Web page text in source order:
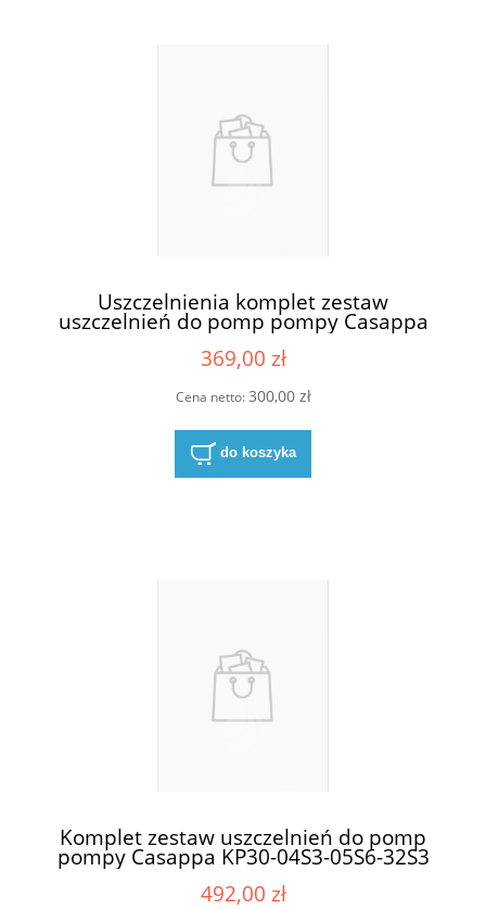
Uszczelnienia komplet zestaw
uszczelnień do pomp pompy Casappa
KP20 S/D
369,00 zł
Cena netto:300,00 zł
do koszyka
Komplet zestaw uszczelnień do pomp
pompy Casappa KP30-04S3-05S6-32S3
492,00 zł